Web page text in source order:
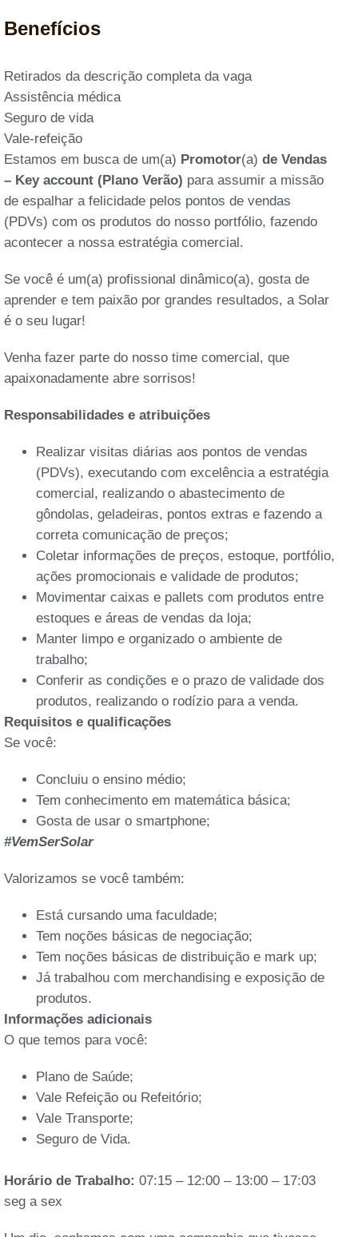
Benefícios
Retirados da descrição completa da vaga
Assistência médica
Seguro de vida
Vale-refeição
Estamos em busca de um(a) Promotor(a) de Vendas
– Key account (Plano Verão) para assumir a missão
de espalhar a felicidade pelos pontos de vendas
(PDVs) com os produtos do nosso portfólio, fazendo
acontecer a nossa estratégia comercial.
Se você é um(a) profissional dinâmico(a), gosta de
aprender e tem paixão por grandes resultados, a Solar
é o seu lugar!
Venha fazer parte do nosso time comercial, que
apaixonadamente abre sorrisos!
Responsabilidades e atribuições
Realizar visitas diárias aos pontos de vendas
(PDVs), executando com excelência a estratégia
comercial, realizando o abastecimento de
gôndolas, geladeiras, pontos extras e fazendo a
correta comunicação de preços;
Coletar informações de preços, estoque, portfólio,
ações promocionais e validade de produtos;
Movimentar caixas e pallets com produtos entre
estoques e áreas de vendas da loja;
Manter limpo e organizado o ambiente de
trabalho;
Conferir as condições e o prazo de validade dos
produtos, realizando o rodízio para a venda.
Requisitos e qualificações
Se você:
Concluiu o ensino médio;
Tem conhecimento em matemática básica;
Gosta de usar o smartphone;
#VemSerSolar
Valorizamos se você também:
Está cursando uma faculdade;
Tem noções básicas de negociação;
Tem noções básicas de distribuição e mark up;
Já trabalhou com merchandising e exposição de
produtos.
Informações adicionais
O que temos para você:
Plano de Saúde;
Vale Refeição ou Refeitório;
Vale Transporte;
Seguro de Vida.
Horário de Trabalho: 07:15 – 12:00 – 13:00 – 17:03
seg a sex